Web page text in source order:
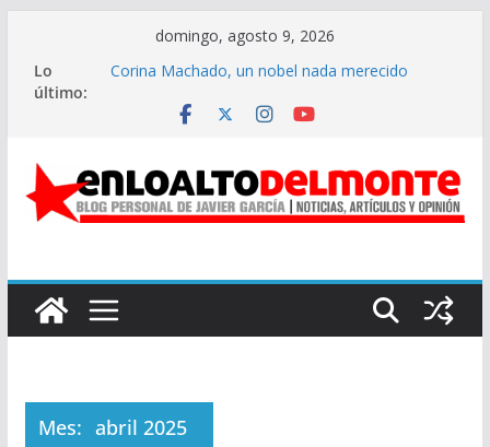
contenido
domingo, agosto 9, 2026
Lo
último:
Corina Machado, un nobel nada merecido
Así fue la operación Resolución Absoluta
Y Moreno perdió su sonrisa
Mes: abril 2025